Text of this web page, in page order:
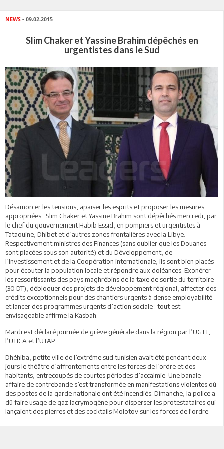
NEWS - 09.02.2015
Slim Chaker et Yassine Brahim dépêchés en
urgentistes dans le Sud
Désamorcer les tensions, apaiser les esprits et proposer les mesures
appropriées : Slim Chaker et Yassine Brahim sont dépêchés mercredi, par
le chef du gouvernement Habib Essid, en pompiers et urgentistes à
Tataouine, Dhibet et d’autres zones frontalières avec la Libye.
Respectivement ministres des Finances (sans oublier que les Douanes
sont placées sous son autorité) et du Développement, de
l’Investissement et de la Coopération internationale, ils sont bien placés
pour écouter la population locale et répondre aux doléances. Exonérer
les ressortissants des pays maghrébins de la taxe de sortie du territoire
(30 DT), débloquer des projets de développement régional, affecter des
crédits exceptionnels pour des chantiers urgents à dense employabilité
et lancer des programmes urgents d’action sociale : tout est
envisageable affirme la Kasbah.
Mardi est déclaré journée de grève générale dans la région par l’UGTT,
l’UTICA et l’UTAP.
Dhéhiba, petite ville de l’extrême sud tunisien avait été pendant deux
jours le théâtre d’affrontements entre les forces de l’ordre et des
habitants, entrecoupés de courtes périodes d’accalmie. Une banale
affaire de contrebande s’est transformée en manifestations violentes où
des postes de la garde nationale ont été incendiés. Dimanche, la police a
dû faire usage de gaz lacrymogène pour disperser les protestataires qui
lançaient des pierres et des cocktails Molotov sur les forces de l'ordre.